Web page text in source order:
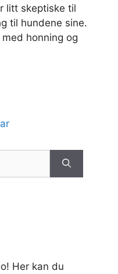
litt skeptiske til
til hundene sine.
honning og
Her kan du